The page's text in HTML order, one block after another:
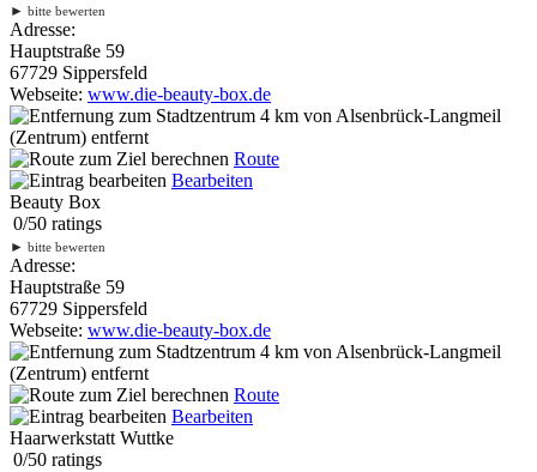
► bitte bewerten
Adresse:
Hauptstraße 59
67729 Sippersfeld
Webseite: www.die-beauty-box.de
4 km von Alsenbrück-Langmeil
(Zentrum) entfernt
Route
Bearbeiten
Beauty Box
0/50 ratings
► bitte bewerten
Adresse:
Hauptstraße 59
67729 Sippersfeld
Webseite: www.die-beauty-box.de
4 km von Alsenbrück-Langmeil
(Zentrum) entfernt
Route
Bearbeiten
Haarwerkstatt Wuttke
0/50 ratings